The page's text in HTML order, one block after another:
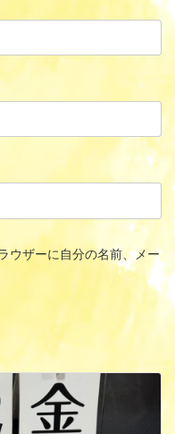
ウザーに自分の名前、メー